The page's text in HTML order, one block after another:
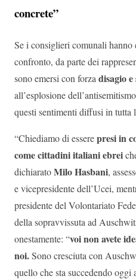
concrete”
Se i consiglieri comunali hanno
confronto, da parte dei
sono emersi con forza disagio
all’esplosione
questi sentimenti diffusi in tutta
“Chiediamo di esserepresi in
come cittadini italiani ebrei
dichiaratoMilo Hasbani,
e vicepresidente dell’Ucei,
presidente del Volontariato
della sopravvissuta ad
onestamente: “voi non avete
noi.Sono cresciuta con
quello che sta succedendo